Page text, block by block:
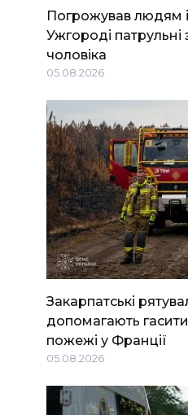
Погрожував людям
Ужгороді
чоловіка
05.08.2026
Закарпатські
допомагають
пожежі у Франції
05.08.2026